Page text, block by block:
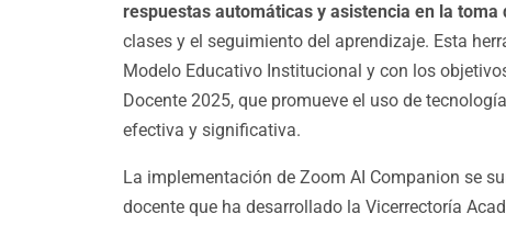
respuestas automáticas y asistencia en la toma
clases y el seguimiento del aprendizaje. Esta
Modelo Educativo Institucional y con los
Docente 2025, que promueve el uso de
efectiva y significativa.
La implementación de Zoom AI Companion se
docente que ha desarrollado la Vicerrectoría